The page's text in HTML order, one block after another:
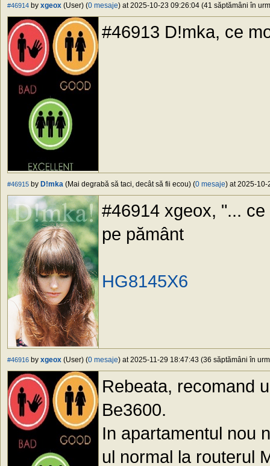
#46914 by xgeox (User) (0 mesaje) at 2025-10-23 09:26:04 (41 săptămâni în
#46913 D!mka, ce
#46915 by D!mka (Mai degrabă să taci, decât să fii ecou) (0 mesaje) at 2025-10-
#46914 xgeox, "...
pe pământ
HG8145X6
#46916 by xgeox (User) (0 mesaje) at 2025-11-29 18:47:43 (36 săptămâni în
Rebeata, recomand
Be3600.
In apartamentul nou
ul normal la routerul